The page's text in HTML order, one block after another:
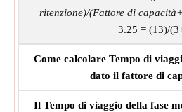
ritenzione)/(Fattore di
3.25 = (13)/
Come calcolare Tempo di
dato il fattore di
Il Tempo di viaggio della fase